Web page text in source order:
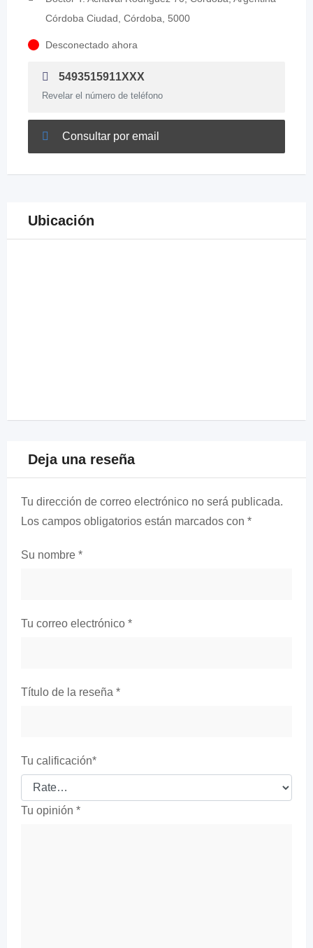
Córdoba Ciudad, Córdoba, 5000
Desconectado ahora
5493515911XXX
Revelar el número de teléfono
Consultar por email
Ubicación
Deja una reseña
Tu dirección de correo electrónico no será publicada.
Los campos obligatorios están marcados con *
Su nombre *
Tu correo electrónico *
Título de la reseña *
Tu calificación*
Tu opinión *